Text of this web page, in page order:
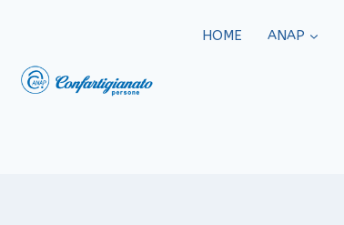
HOME ANAP